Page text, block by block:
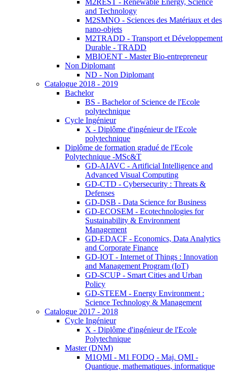
M2REST - Renewable Energy, Science
and Technology
M2SMNO - Sciences des Matériaux et des
nano-objets
M2TRADD - Transport et Développement
Durable - TRADD
MBIOENT - Master Bio-entrepreneur
Non Diplomant
ND - Non Diplomant
Catalogue 2018 - 2019
Bachelor
BS - Bachelor of Science de l'Ecole
polytechnique
Cycle Ingénieur
X - Diplôme d'ingénieur de l'Ecole
polytechnique
Diplôme de formation gradué de l'Ecole
Polytechnique -MSc&T
GD-AIAVC - Artificial Intelligence and
Advanced Visual Computing
GD-CTD - Cybersecurity : Threats &
Defenses
GD-DSB - Data Science for Business
GD-ECOSEM - Ecotechnologies for
Sustainability & Environment
Management
GD-EDACF - Economics, Data Analytics
and Corporate Finance
GD-IOT - Internet of Things : Innovation
and Management Program (IoT)
GD-SCUP - Smart Cities and Urban
Policy
GD-STEEM - Energy Environment :
Science Technology & Management
Catalogue 2017 - 2018
Cycle Ingénieur
X - Diplôme d'ingénieur de l'Ecole
Polytechnique
Master (DNM)
M1QMI - M1 FODQ - Maj. QMI -
Quantique, mathematiques, informatique